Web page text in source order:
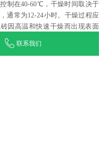
制在40-60℃，干燥时间取决于
通常为12-24小时。干燥过程应
因高温和快速干燥而出现表面
进入养护阶段，主要包括自然
然养护是将砖块放置在通风良
联系我们